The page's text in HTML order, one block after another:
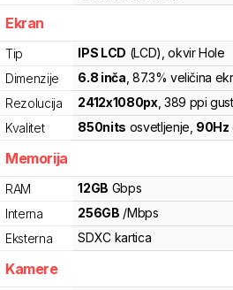
Ekran
Tip IPS LCD (LCD) , okvir Hole
Dimenzije
6.8 inča , 87.3% veličina
Rezolucija
2412x1080px, 389 ppi
Kvalitet
850nits osvetljenje 90Hz
Memorija
RAM 12GB Gbps
Interna
256GB /Mbps
Eksterna
SDXC kartica
Kamere